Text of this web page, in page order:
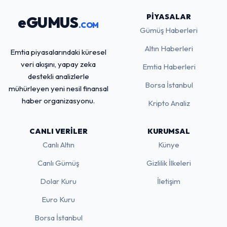
eGUMUS.COM
Emtia piyasalarındaki küresel
veri akışını, yapay zeka
destekli analizlerle
mühürleyen yeni nesil finansal
haber organizasyonu.
PIYASALAR
Gümüş Haberleri
Altın Haberleri
Emtia Haberleri
Borsa İstanbul
Kripto Analiz
CANLI VERILER
Canlı Altın
Canlı Gümüş
Dolar Kuru
Euro Kuru
Borsa İstanbul
KURUMSAL
Künye
Gizlilik İlkeleri
İletişim